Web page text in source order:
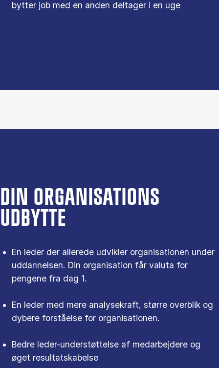
bytter job med en anden deltager i en uge
DIN ORGANISATIONS
UDBYTTE
En leder der allerede udvikler organisationen under
uddannelsen. Din organisation får valuta for
pengene fra dag 1.
En leder med mere analysekraft, større overblik og
dybere forståelse for organisationen.
Bedre leder-understøttelse af medarbejdere og
øget resultatskabelse